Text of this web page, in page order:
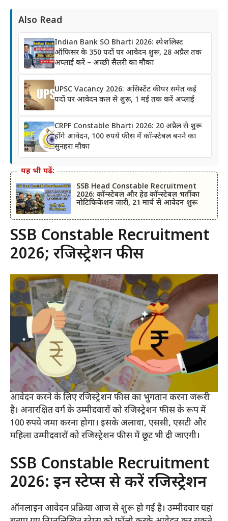
Also Read
Indian Bank SO Bharti 2026: स्पेशलिस्ट
ऑफिसर के 350 पदों पर आवेदन शुरू, 28 अप्रैल तक
अप्लाई करें – अच्छी सैलरी का मौका
UPSC Vacancy 2026: असिस्टेंट कीपर समेत कई
पदों पर आवेदन कल से शुरू, 1 मई तक करें अप्लाई
CRPF Constable Bharti 2026: 20 अप्रैल से शुरू
होंगे आवेदन, 100 रुपये फीस में कॉन्स्टेबल बनने का
सुनहरा मौका
यह भी पढ़ें:
SSB Head Constable Recruitment
2026: कॉन्स्टेबल और हेड कॉन्स्टेबल भर्ती का
नोटिफिकेशन जारी, 21 मार्च से आवेदन शुरू
SSB Constable Recruitment
2026; रजिस्ट्रेशन फीस
आवेदन करने के लिए रजिस्ट्रेशन फीस का भुगतान करना जरूरी
है। अनारक्षित वर्ग के उम्मीदवारों को रजिस्ट्रेशन फीस के रूप में
100 रुपये जमा करना होगा। इसके अलावा, एससी, एसटी और
महिला उम्मीदवारों को रजिस्ट्रेशन फीस में छूट भी दी जाएगी।
SSB Constable Recruitment
2026: इन स्टेप्स से करें रजिस्ट्रेशन
ऑनलाइन आवेदन प्रक्रिया आज से शुरू हो गई है। उम्मीदवार यहां